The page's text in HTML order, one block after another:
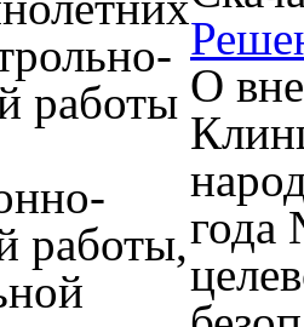
работы
работы,
О
года